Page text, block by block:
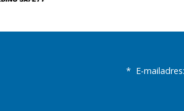
* E-mailadres: